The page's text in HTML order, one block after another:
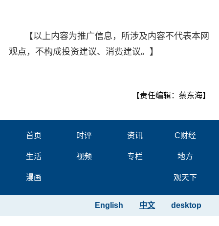
【以上内容为推广信息，所涉及内容不代表本网
观点，不构成投资建议、消费建议。】
【责任编辑：蔡东海】
首页 时评 资讯 C财经
生活 视频 专栏 地方
漫画 观天下
desktop
中文
English